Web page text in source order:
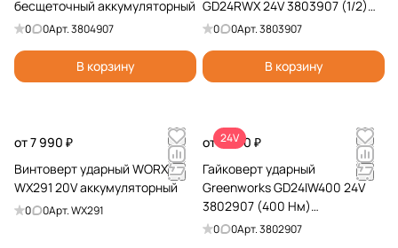
бесщеточный аккумуляторный
0 0Арт.3804907
В корзину
GD24RWX 24V 3803907 (1/2)
бесщеточная аккумуляторная
0 0Арт.3803907
В корзину
от 7 990 ₽
Винтоверт ударный WORX
WX291 20V аккумуляторный
0 0Арт.WX291
24V
от 7 990 ₽
Гайковерт ударный
Greenworks GD24IW400 24V
3802907 (400 Нм)
бесщеточный аккумуляторный
0 0Арт.3802907